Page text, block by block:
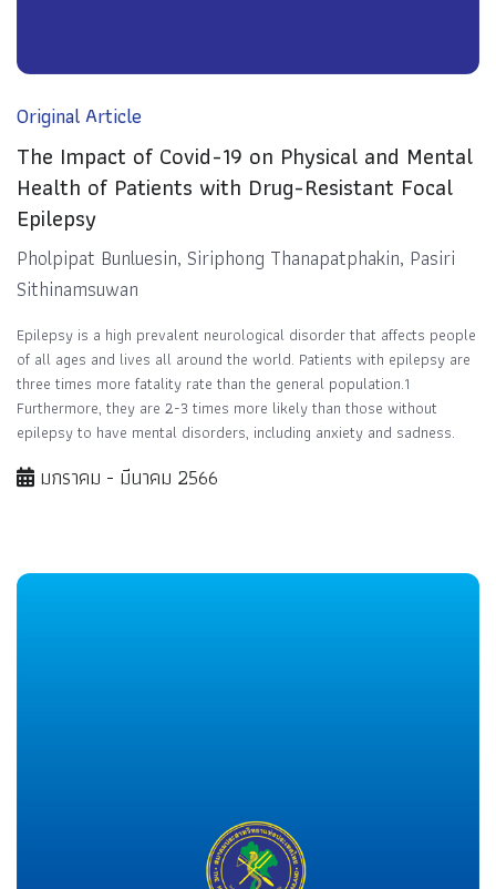
Original Article
The Impact of Covid-19 on Physical and Mental
Health of Patients with Drug-Resistant Focal
Epilepsy
Pholpipat Bunluesin, Siriphong Thanapatphakin, Pasiri
Sithinamsuwan
Epilepsy is a high prevalent neurological disorder that affects people
of all ages and lives all around the world. Patients with epilepsy are
three times more fatality rate than the general population.1
Furthermore, they are 2-3 times more likely than those without
epilepsy to have mental disorders, including anxiety and sadness.
มกราคม - มีนาคม 2566